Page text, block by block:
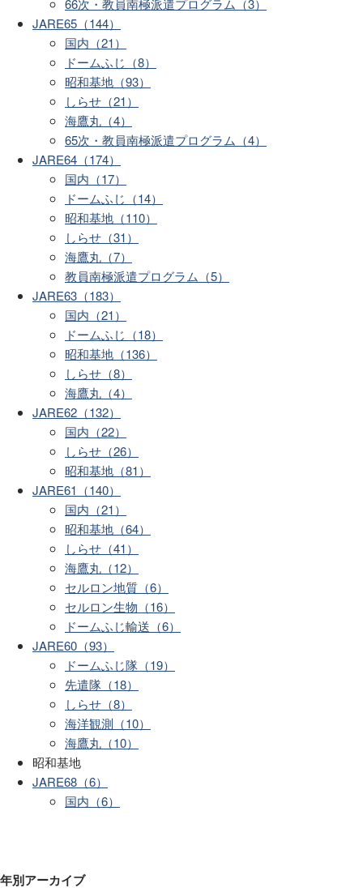
66次・教員南極派遣プログラム（3）
JARE65（144）
国内（21）
ドームふじ（8）
昭和基地（93）
しらせ（21）
海鷹丸（4）
65次・教員南極派遣プログラム（4）
JARE64（174）
国内（17）
ドームふじ（14）
昭和基地（110）
しらせ（31）
海鷹丸（7）
教員南極派遣プログラム（5）
JARE63（183）
国内（21）
ドームふじ（18）
昭和基地（136）
しらせ（8）
海鷹丸（4）
JARE62（132）
国内（22）
しらせ（26）
昭和基地（81）
JARE61（140）
国内（21）
昭和基地（64）
しらせ（41）
海鷹丸（12）
セルロン地質（6）
セルロン生物（16）
ドームふじ輸送（6）
JARE60（93）
ドームふじ隊（19）
先遣隊（18）
しらせ（8）
海洋観測（10）
海鷹丸（10）
昭和基地
JARE68（6）
国内（6）
年別アーカイブ